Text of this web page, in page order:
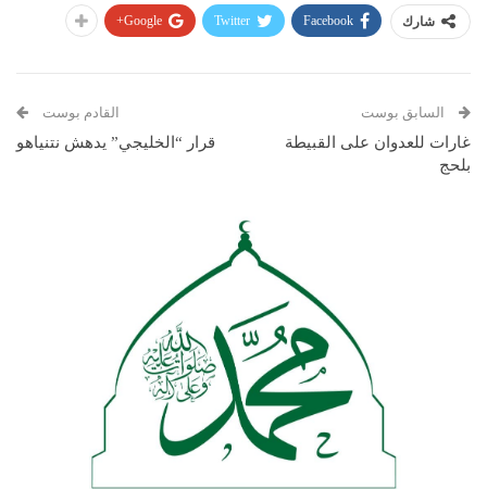
شارك Facebook
Twitter
Google+
السابق بوست
غارات للعدوان على القبيطة
بلحج
القادم بوست
قرار “الخليجي” يدهش نتنياهو